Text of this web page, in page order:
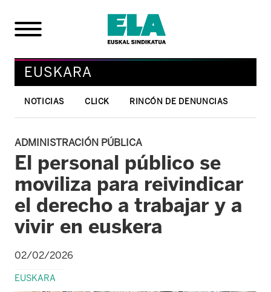
EUSKARA
NOTICIAS CLICK RINCÓN DE DENUNCIAS
ADMINISTRACIÓN PÚBLICA
El personal público se
moviliza para reivindicar
el derecho a trabajar y a
vivir en euskera
02/02/2026
EUSKARA